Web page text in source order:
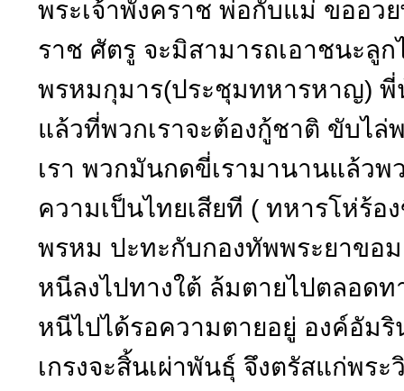
พระเจ้าพังคราช พ่อกับแม่ ขออว
ราช ศัตรู จะมิสามารถเอาชนะลูก
พรหมกุมาร(ประชุมทหารหาญ) พี่
แล้วที่พวกเราจะต้องกู้ชาติ ขับไ
เรา พวกมันกดขี่เรามานานแล้วพ
ความเป็นไทยเสียที ( ทหารโห่ร้
พรหม ปะทะกับกองทัพพระยาขอ
หนีลงไปทางใต้ ล้มตายไปตลอด
หนีไปได้รอความตายอยู่ องค์อัม
เกรงจะสิ้นเผ่าพันธุ์ จึงตรัสแก่พร